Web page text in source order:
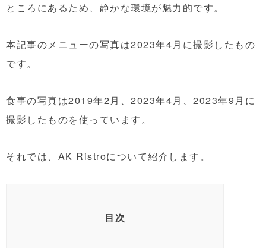
ところにあるため、静かな環境が魅力的です。
本記事のメニューの写真は2023年4月に撮影したもの
です。
食事の写真は2019年2月、2023年4月、2023年9月に
撮影したものを使っています。
それでは、AK Ristroについて紹介します。
目次